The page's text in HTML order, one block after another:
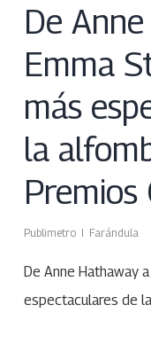
De
Emma
más
la
Publimetro Farándula
De Anne Hathaway
espectaculares de